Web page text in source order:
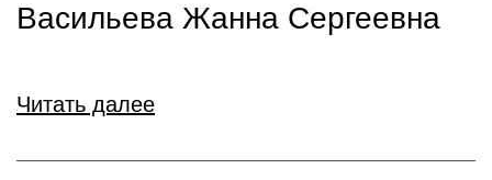
Васильева Жанна Сергеевна
Читать далее